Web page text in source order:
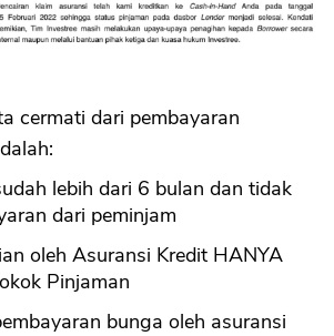
cermati dari pembayaran
lebih dari 6 bulan dan tidak
dari peminjam
oleh Asuransi Kredit HANYA
Pinjaman
bunga oleh asuransi